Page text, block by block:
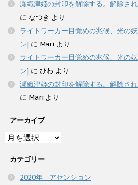
瀬織津姫の封印を解除する。解除され
に なつき より
ライトワーカー目覚めの兆候、光の
ン] に Mari より
ライトワーカー目覚めの兆候、光の
ン] に びわ より
瀬織津姫の封印を解除する。解除され
に Mari より
アーカイブ
ア
ー
カ
ブ
カテゴリー
2020年 アセンション